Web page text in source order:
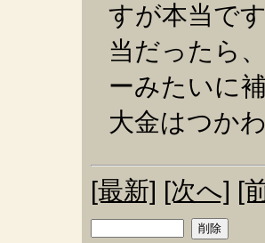
すが本当で
当だったら
ーみたいに
大金はつか
[最新] [次へ] [